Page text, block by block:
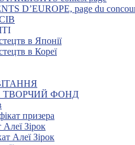
D’EUROPE, page du
в Японії
в Кореї
ТВОРЧИЙ ФОНД
призера
Зірок
Алеї Зірок